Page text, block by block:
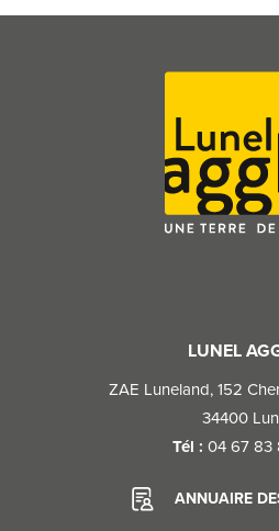
LUNEL
ZAE Luneland, 152
34400
Tél : 04 67 83
ANNUAIRE